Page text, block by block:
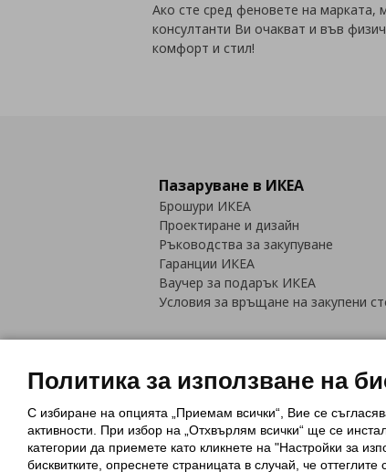
Ако сте сред феновете на марката,
консултанти Ви очакват и във
комфорт и стил!
Пазаруване в ИКЕА
Брошури ИКЕА
Проектиране и дизайн
Ръководства за закупуване
Гаранции ИКЕА
Ваучер за подарък ИКЕА
Условия за връщане на закупени
Политика за използване на
Обща политика за личните
Политика за защита на
Политика за използване на
С избиране на опцията „Приемам всички“, Вие се
активности. При избор на „Отхвърлям всички“ ще се
категории да приемете като кликнете на "Настройки за
бисквитките, опреснете страницата в случай, че оттеглите